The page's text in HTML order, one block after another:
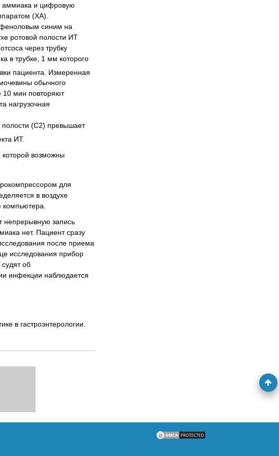
аммиака и цифровую
(ХА).
синим на
ротовой полости ИТ
через трубку
в трубке, 1 мм которого
пациента. Измеренная
обычного
10 мин повторяют
нагрузочная
полости (С2) превышает
ИТ.
которой возможны
для
в воздухе
непрерывную запись
нет. Пациент сразу
после приема
исследования прибор
об
инфекции наблюдается
в гастроэнтерологии.